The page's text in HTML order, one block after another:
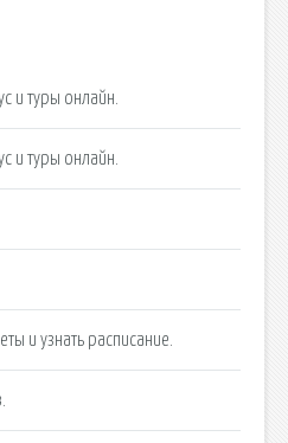
и туры онлайн.
и туры онлайн.
и узнать расписание.